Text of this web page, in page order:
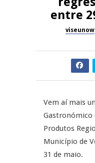
Now Opinião – Manuela
Antunes: Problemas nos
Exames Nacionais
SÃO PEDRO DO SUL
Tradidanças em São Pedro
JUIZ ESCLARECE
A Juiz Esclarece –
Inauguração Loja do
S.J. Pesqueira
Barrelas Summer Fest em
Nova de Paiva
entre
viseunow
Vem aí mais
Gastronómico
Produtos
Município de
31 de maio.